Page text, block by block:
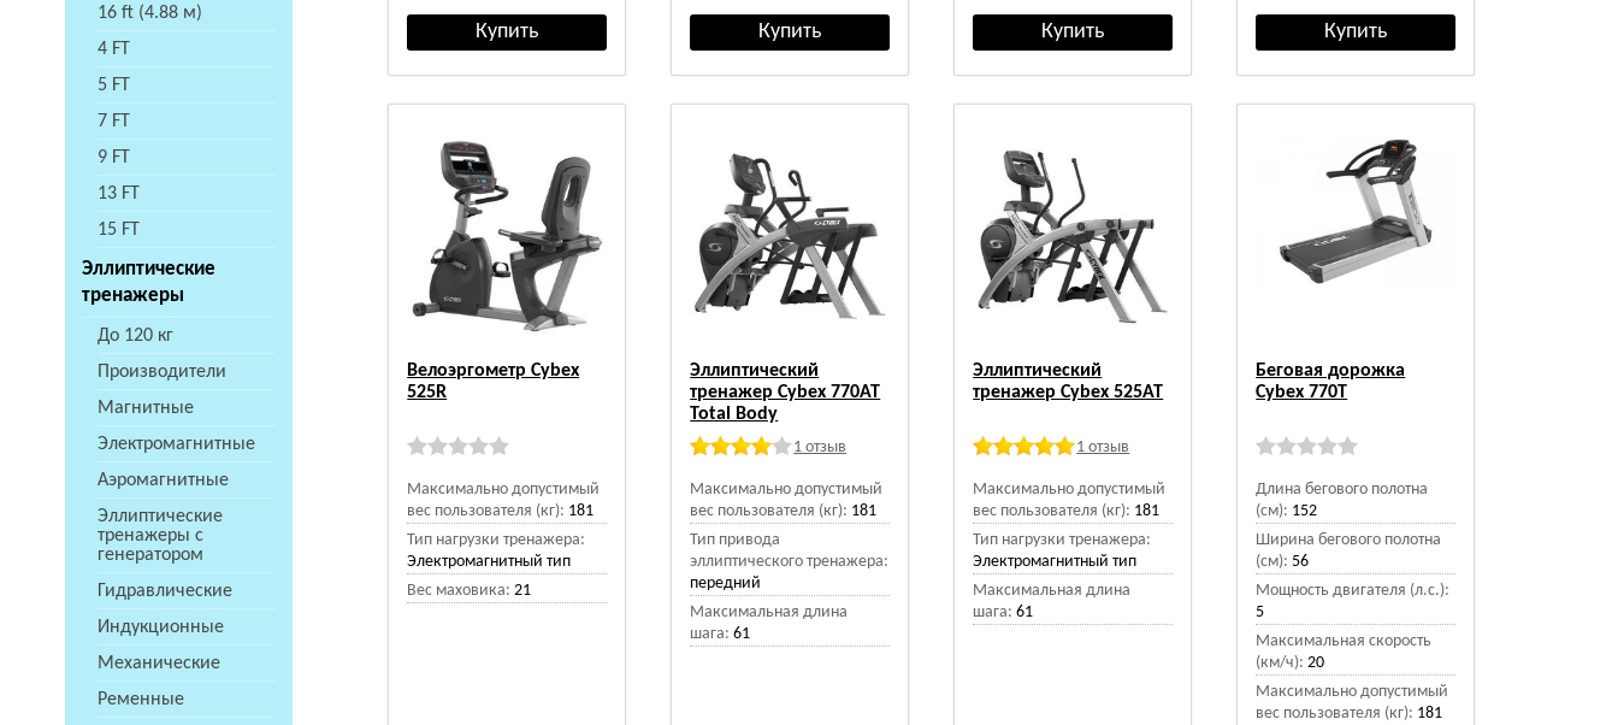
16 ft (4.88 м)
4 FT
5 FT
7 FT
9 FT
13 FT
15 FT
Эллиптические
тренажеры
До 120 кг
Производители
Магнитные
Электромагнитные
Аэромагнитные
Эллиптические
тренажеры с
генератором
Гидравлические
Индукционные
Механические
Ременные
Велоэргометр Cybex
525R
Максимально допустимый
вес пользователя (кг): 181
Тип нагрузки тренажера:
Электромагнитный тип
Вес маховика: 21
Эллиптический
тренажер Cybex 770AT
Total Body
1 отзыв
Максимально допустимый
вес пользователя (кг): 181
Тип привода
эллиптического тренажера:
передний
Максимальная длина
шага: 61
Эллиптический
тренажер Cybex 525AT
1 отзыв
Максимально допустимый
вес пользователя (кг): 181
Тип нагрузки тренажера:
Электромагнитный тип
Максимальная длина
шага: 61
Беговая дорожка
Cybex 770T
Длина бегового полотна
(см): 152
Ширина бегового полотна
(см): 56
Мощность двигателя (л.с.):
5
Максимальная скорость
(км/ч): 20
Максимально допустимый
вес пользователя (кг): 181